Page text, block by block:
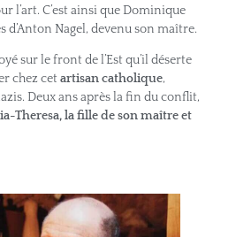
l’art. C’est ainsi que Dominique
d’Anton Nagel, devenu son maître.
sur le front de l’Est qu’il déserte
chez cetartisan catholique,
Deux ans après la fin du conflit,
Theresa, la fille de son maître et